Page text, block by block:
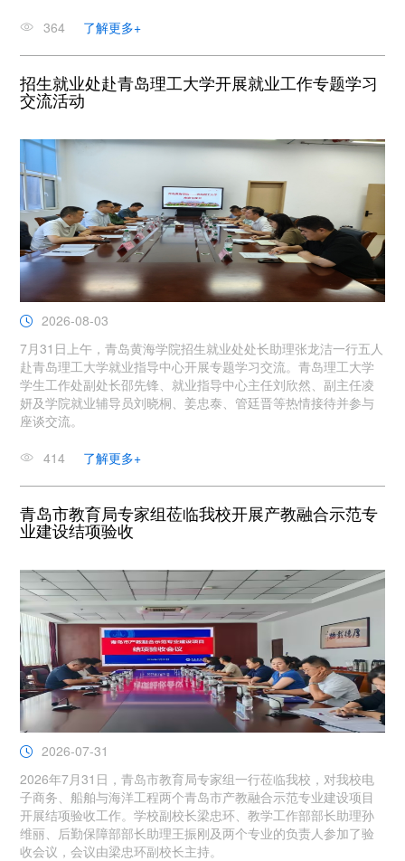
364 了解更多+
招生就业处赴青岛理工大学开展就业工作专题学习
交流活动
2026-08-03
7月31日上午，青岛黄海学院招生就业处处长助理张龙洁一行五人
赴青岛理工大学就业指导中心开展专题学习交流。青岛理工大学
学生工作处副处长邵先锋、就业指导中心主任刘欣然、副主任凌
妍及学院就业辅导员刘晓桐、姜忠泰、管廷晋等热情接待并参与
座谈交流。
414 了解更多+
青岛市教育局专家组莅临我校开展产教融合示范专
业建设结项验收
2026-07-31
2026年7月31日，青岛市教育局专家组一行莅临我校，对我校电
子商务、船舶与海洋工程两个青岛市产教融合示范专业建设项目
开展结项验收工作。学校副校长梁忠环、教学工作部部长助理孙
维丽、后勤保障部部长助理王振刚及两个专业的负责人参加了验
收会议，会议由梁忠环副校长主持。